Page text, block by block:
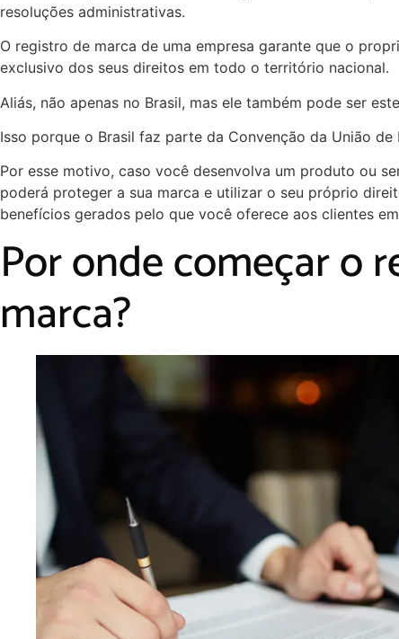
resoluções administrativas.
O registro de marca de uma empresa garante que o
exclusivo dos seus direitos em todo o território nacional.
Aliás, não apenas no Brasil, mas ele também pode ser
Isso porque o Brasil faz parte da Convenção da União de
Por esse motivo, caso você desenvolva um produto ou
poderá proteger a sua marca e utilizar o seu próprio
benefícios gerados pelo que você oferece aos clientes
Por onde começar o
marca?